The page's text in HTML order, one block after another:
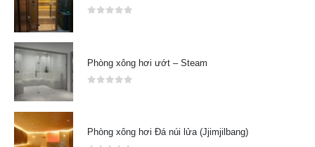
Phòng xông hơi ướt – Steam
Phòng xông hơi Đá núi lửa (Jjimjilbang)